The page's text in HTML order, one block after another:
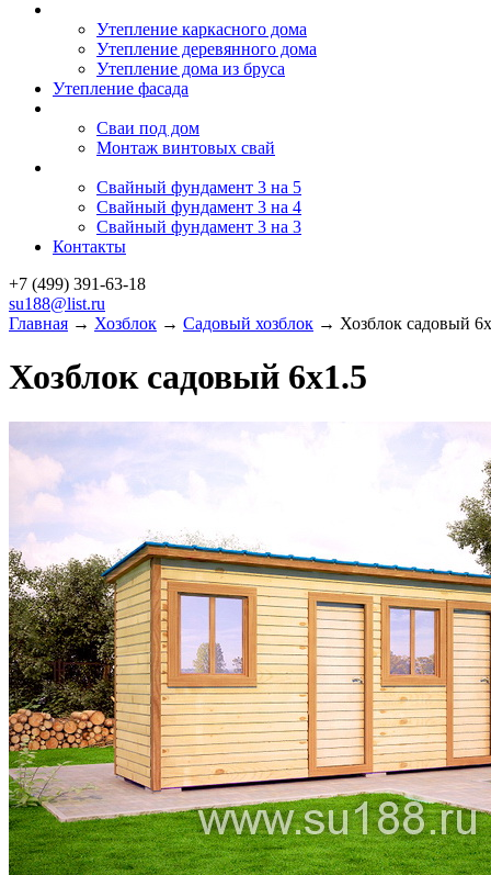
Утепление каркасного дома
Утепление деревянного дома
Утепление дома из бруса
Утепление фасада
Сваи под дом
Монтаж винтовых свай
Свайный фундамент 3 на 5
Свайный фундамент 3 на 4
Свайный фундамент 3 на 3
Контакты
+7 (499) 391-63-18
su188@list.ru
Главная → Хозблок → Садовый хозблок → Хозблок садовый
Хозблок садовый 6х1.5